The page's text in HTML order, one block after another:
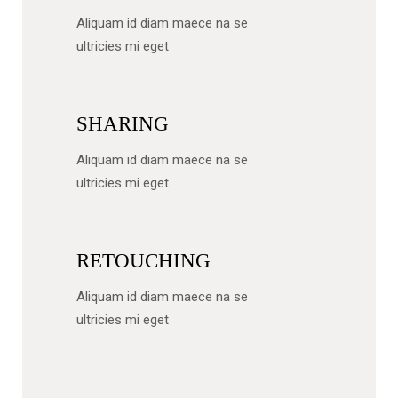
Aliquam id diam maece na se
ultricies mi eget
SHARING
Aliquam id diam maece na se
ultricies mi eget
RETOUCHING
Aliquam id diam maece na se
ultricies mi eget